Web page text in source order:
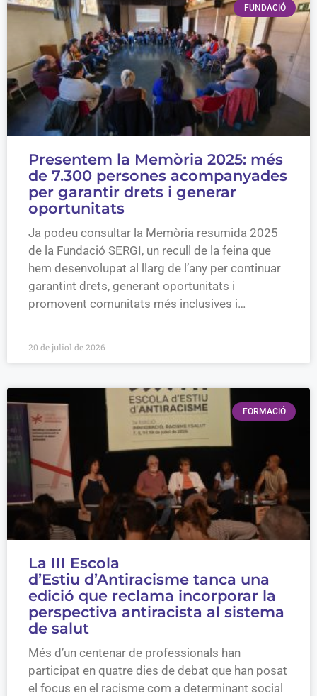
FUNDACIÓ
Presentem la Memòria 2025: més
de 7.300 persones acompanyades
per garantir drets i generar
oportunitats
Ja podeu consultar la Memòria resumida 2025
de la Fundació SERGI, un recull de la feina que
hem desenvolupat al llarg de l’any per continuar
garantint drets, generant oportunitats i
promovent comunitats més inclusives i…
20 de juliol de 2026
FORMACIÓ
La III Escola
d’Estiu d’Antiracisme tanca una
edició que reclama incorporar la
perspectiva antiracista al sistema
de salut
Més d’un centenar de professionals han
participat en quatre dies de debat que han posat
el focus en el racisme com a determinant social